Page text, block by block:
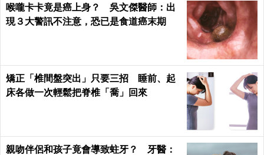
喉嚨卡卡竟是癌上身？ 吳文傑醫師：出
現３大警訊不注意，恐已是食道癌末期
矯正「椎間盤突出」只要三招 睡前、起
床各做一次輕鬆把脊椎「喬」回來
親吻伴侶和孩子竟會導致蛀牙？ 牙醫：